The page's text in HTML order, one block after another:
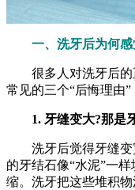
一、洗牙后为何感
很多人对洗牙后的
常见的三个“后悔理由”
1. 牙缝变大?那是牙
洗牙后觉得牙缝变
的牙结石像“水泥”一
缩。洗牙把这些堆积